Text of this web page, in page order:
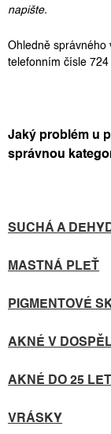
napište.
Ohledně správného
telefonním čísle 724
Jaký problém u
správnou
SUCHÁ A
MASTNÁ PLEŤ
PIGMENTOVÉ
AKNÉ V
AKNÉ DO 25 LET
VRÁSKY